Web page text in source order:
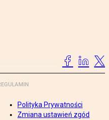
Polityka Prywatności
Zmiana ustawień zgód